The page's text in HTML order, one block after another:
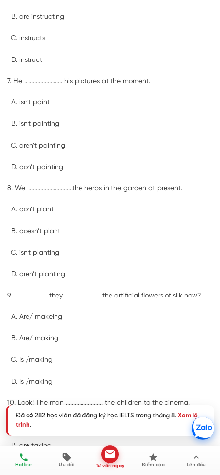
are instructing
instructs
instruct
7. He .......................... his pictures at the moment.
isn’t paint
isn’t painting
aren’t painting
don’t painting
8. We ...............................the herbs in the garden at present.
don’t plant
doesn’t plant
isn’t planting
aren’t planting
9. ………………….. they ........................ the artificial flowers of silk now?
Are/ makeing
Are/ making
Is /making
Is /making
10. Look! The man ......................... the children to the cinema.
is takeing
are taking
is taking
Hotline Ưu đãi Tư vấn ngay Điểm cao Lên đầu
Đã có 282 học viên đã đăng ký học IELTS trong tháng 8. Xem lộ
trình.